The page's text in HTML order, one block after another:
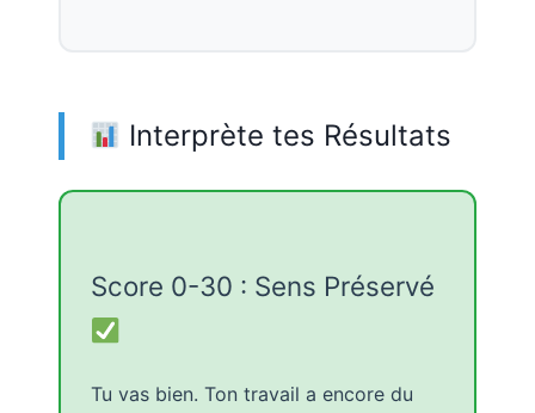
Interprète tes Résultats
Score 0-30 : Sens Préservé
Tu vas bien. Ton travail a encore du